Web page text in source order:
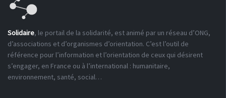
Solidaire, le portail de la solidarité, est animé par un réseau d’ONG,
d’associations et d’organismes d’orientation. C’est l’outil de
référence pour l’information et l’orientation de ceux qui désirent
s’engager, en France ou à l’international : humanitaire,
environnement, santé, social…